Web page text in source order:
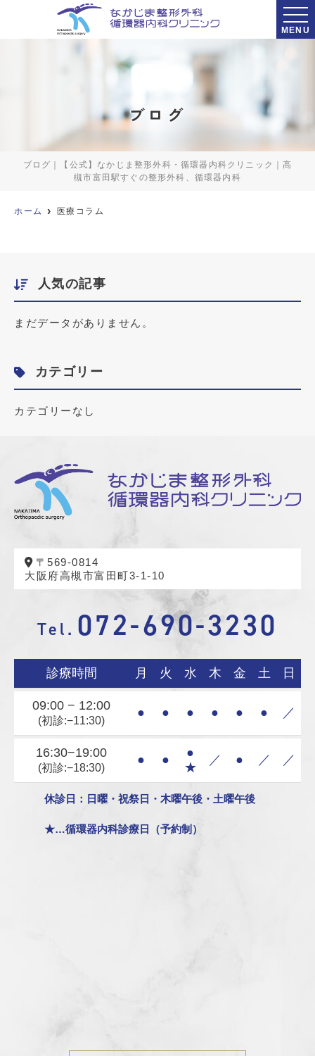
MENU
ブログ
ブログ｜【公式】なかじま整形外科・循環器内科クリニック｜高
槻市富田駅すぐの整形外科、循環器内科
ホーム 医療コラム
人気の記事
まだデータがありません。
カテゴリー
カテゴリーなし
〒569-0814
大阪府高槻市富田町3-1-10
Tel. 072-690-3230
診療時間 月 火 水 木 金 土 日
09:00 − 12:00
(初診:−11:30)
● ● ● ● ● ● ／
16:30−19:00
(初診:−18:30)
● ●
●
★
／ ● ／ ／
休診日：日曜・祝祭日・木曜午後・土曜午後
★…循環器内科診療日（予約制）